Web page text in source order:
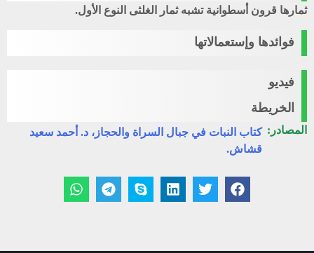
ثمارها قرون أسطوانية تشبه ثمار الغلثى النوع الأول.
فوائدها وإستعمالاتها
فيديو
الخريطة
المصادر: كتاب النبات في جبال السراة والحجاز، د. أحمد سعيد
قشاش.